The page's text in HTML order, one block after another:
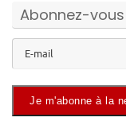
Abonnez-